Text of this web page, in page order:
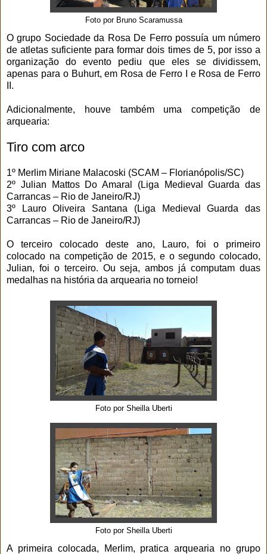
Foto por Bruno Scaramussa
O grupo Sociedade da Rosa De Ferro possuía um número
de atletas suficiente para formar dois times de 5, por isso a
organização do evento pediu que eles se dividissem,
apenas para o Buhurt, em Rosa de Ferro I e Rosa de Ferro
II.
Adicionalmente, houve também uma competição de
arquearia:
Tiro com arco
1º Merlim Miriane Malacoski (SCAM – Florianópolis/SC)
2º Julian Mattos Do Amaral (Liga Medieval Guarda das
Carrancas – Rio de Janeiro/RJ)
3º Lauro Oliveira Santana (Liga Medieval Guarda das
Carrancas – Rio de Janeiro/RJ)
O terceiro colocado deste ano, Lauro, foi o primeiro
colocado na competição de 2015, e o segundo colocado,
Julian, foi o terceiro. Ou seja, ambos já computam duas
medalhas na história da arquearia no torneio!
Foto por Sheilla Uberti
Foto por Sheilla Uberti
A primeira colocada, Merlim, pratica arquearia no grupo